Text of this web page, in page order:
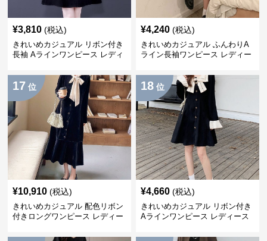
¥3,810 (税込)
きれいめカジュアル リボン付き
長袖 Aラインワンピース レディ
り替え 膝上丈 細見え フェミニ
ン おしゃれ
¥4,240 (税込)
きれいめカジュアル ふんわりA
ライン長袖ワンピース レディー
ト フェミニン 上品 おしゃれ
17 位
¥10,910 (税込)
きれいめカジュアル 配色リボン
付きロングワンピース レディー
レガント フェミニン 長袖ロング
18 位
¥4,660 (税込)
きれいめカジュアル リボン付き
Aラインワンピース レディース
冬 長袖 韓国風 膝上丈 フェミニ